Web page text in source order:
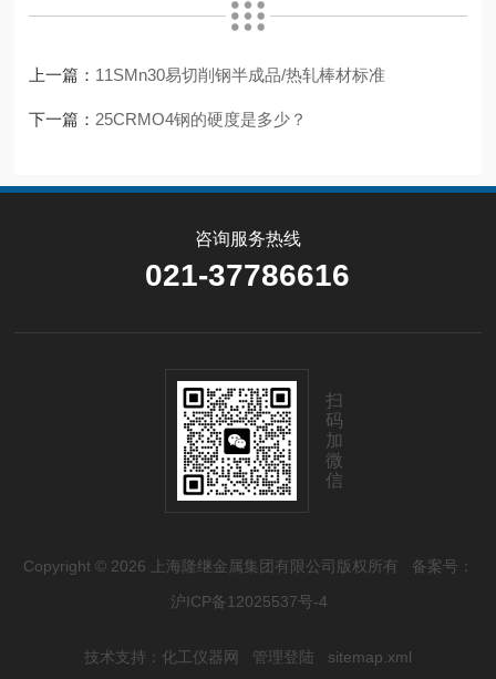
上一篇： 11SMn30易切削钢半成品/热轧棒材标准
下一篇： 25CRMO4钢的硬度是多少？
咨询服务热线
021-37786616
扫
码
加
微
信
Copyright © 2026 上海隆继金属集团有限公司版权所有 备案号：
沪ICP备12025537号-4
技术支持： 化工仪器网 管理登陆 sitemap.xml